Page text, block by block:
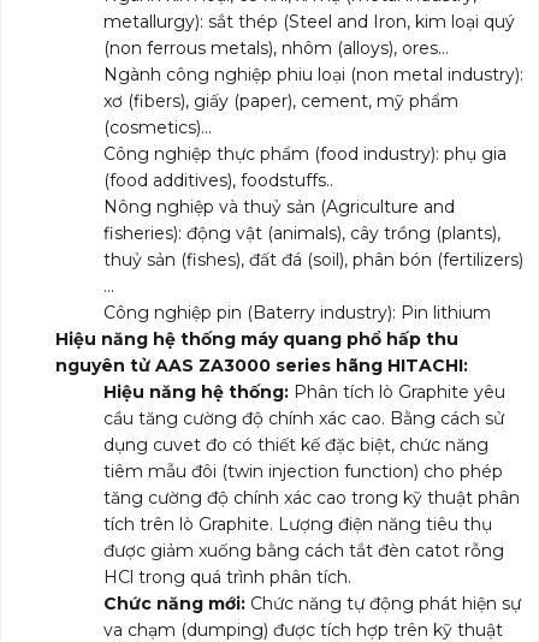
metallurgy): sắt thép (Steel and Iron, kim loại quý
(non ferrous metals), nhôm (alloys), ores…
Ngành công nghiệp phiu loại (non metal industry):
xơ (fibers), giấy (paper), cement, mỹ phẩm
(cosmetics)…
Công nghiệp thực phẩm (food industry): phụ gia
(food additives), foodstuffs..
Nông nghiệp và thuỷ sản (Agriculture and
fisheries): động vật (animals), cây trồng (plants),
thuỷ sản (fishes), đất đá (soil), phân bón (fertilizers)
…
Công nghiệp pin (Baterry industry): Pin lithium
Hiệu năng hệ thống máy quang phổ hấp thu
nguyên tử AAS ZA3000 series hãng HITACHI:
Hiệu năng hệ thống: Phân tích lò Graphite yêu
cầu tăng cường độ chính xác cao. Bằng cách sử
dụng cuvet đo có thiết kế đặc biệt, chức năng
tiêm mẫu đôi (twin injection function) cho phép
tăng cường độ chính xác cao trong kỹ thuật phân
tích trên lò Graphite. Lượng điện năng tiêu thụ
được giảm xuống bằng cách tắt đèn catot rỗng
HCl trong quá trình phân tích.
Chức năng mới: Chức năng tự động phát hiện sự
va chạm (dumping) được tích hợp trên kỹ thuật